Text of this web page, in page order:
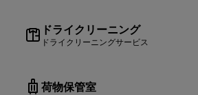
ドライクリーニング
ドライクリーニングサービス
荷物保管室